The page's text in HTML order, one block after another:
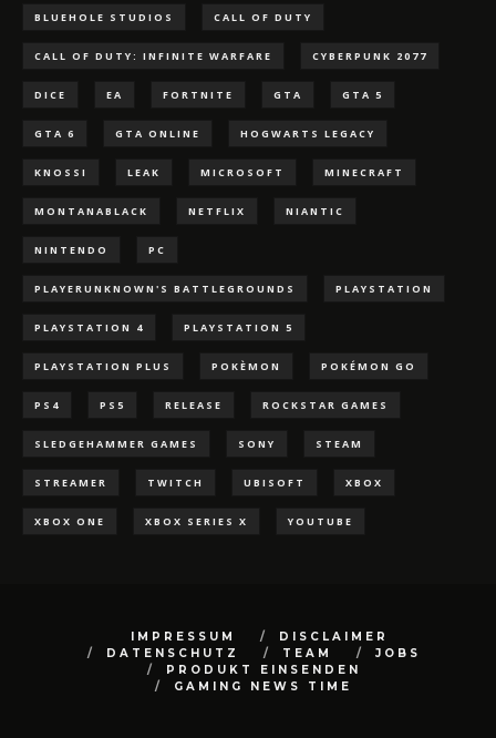
BLUEHOLE STUDIOS CALL OF DUTY
CALL OF DUTY: INFINITE WARFARE CYBERPUNK 2077
DICE EA FORTNITE GTA GTA 5
GTA 6 GTA ONLINE HOGWARTS LEGACY
KNOSSI LEAK MICROSOFT MINECRAFT
MONTANABLACK NETFLIX NIANTIC
NINTENDO PC
PLAYERUNKNOWN'S BATTLEGROUNDS PLAYSTATION
PLAYSTATION 4 PLAYSTATION 5
PLAYSTATION PLUS POKÈMON POKÉMON GO
PS4 PS5 RELEASE ROCKSTAR GAMES
SLEDGEHAMMER GAMES SONY STEAM
STREAMER TWITCH UBISOFT XBOX
XBOX ONE XBOX SERIES X YOUTUBE
IMPRESSUM
DISCLAIMER
DATENSCHUTZ
TEAM
JOBS
PRODUKT EINSENDEN
GAMING NEWS TIME